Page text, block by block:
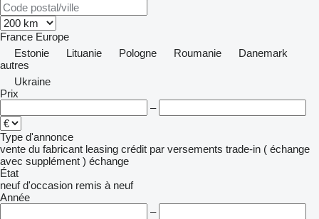
France Europe
Estonie
Lituanie Pologne Roumanie
Danemark
autres
Ukraine
Prix
–
Type d'annonce
vente du fabricant leasing crédit par versements trade-in ( échange
avec supplément ) échange
État
neuf d'occasion remis à neuf
Année
–